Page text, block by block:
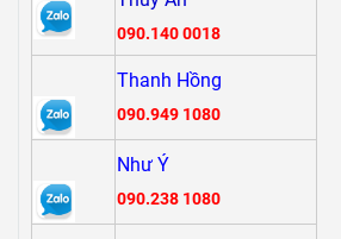
090.140 0018
Thanh Hồng
090.949 1080
Như Ý
090.238 1080